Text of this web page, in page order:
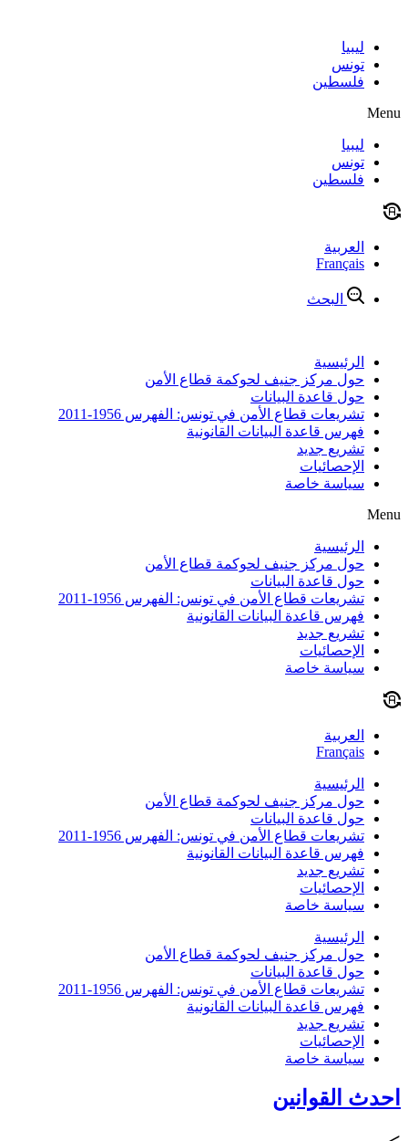
contentليبيا
تونس
فلسطين
Menu
ليبيا
تونس
فلسطين
العربية
Français
البحث
الرئيسية
حول مركز جنيف لحوكمة قطاع الأمن
حول قاعدة البيانات
تشريعات قطاع الأمن في تونس: الفهرس 1956-2011
فهرس قاعدة البيانات القانونية
تشريع جديد
الإحصائيات
سياسة خاصة
Menu
الرئيسية
حول مركز جنيف لحوكمة قطاع الأمن
حول قاعدة البيانات
تشريعات قطاع الأمن في تونس: الفهرس 1956-2011
فهرس قاعدة البيانات القانونية
تشريع جديد
الإحصائيات
سياسة خاصة
العربية
Français
الرئيسية
حول مركز جنيف لحوكمة قطاع الأمن
حول قاعدة البيانات
تشريعات قطاع الأمن في تونس: الفهرس 1956-2011
فهرس قاعدة البيانات القانونية
تشريع جديد
الإحصائيات
سياسة خاصة
الرئيسية
حول مركز جنيف لحوكمة قطاع الأمن
حول قاعدة البيانات
تشريعات قطاع الأمن في تونس: الفهرس 1956-2011
فهرس قاعدة البيانات القانونية
تشريع جديد
الإحصائيات
سياسة خاصة
احدث القوانين